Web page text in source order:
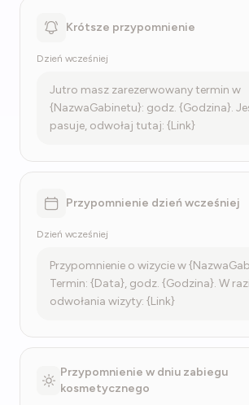
Krótsze przypomnienie
Dzień wcześniej
Jutro masz zarezerwowany termin w
{NazwaGabinetu}: godz. {Godzina}.
pasuje, odwołaj tutaj: {Link}
Przypomnienie dzień wcześniej
Dzień wcześniej
Przypomnienie o wizycie w
Termin: {Data}, godz. {Godzina}. W
odwołania wizyty: {Link}
Przypomnienie w dniu zabiegu
kosmetycznego